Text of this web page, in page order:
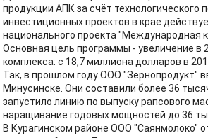
продукции АПК за счёт технологического
инвестиционных проектов в крае
национального проекта "Международная
Основная цель программы - увеличение в
комплекса: с 18,7 миллиона долларов в
Так, в прошлом году ООО "Зернопродукт"
Минусинске. Они составили более 36
запустило линию по выпуску рапсового
наращивание годовых мощностей до 36
В Курагинском районе ООО "Саянмолоко"